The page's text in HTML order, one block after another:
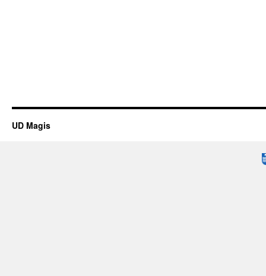
UD Magis